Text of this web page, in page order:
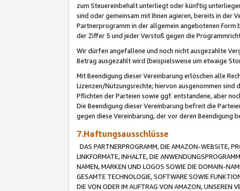
zum Steuereinbehalt unterliegt oder künftig
sind oder gemeinsam mit Ihnen agieren, bereits in der
Partnerprogramm in der allgemein angebotenen Form
der Ziffer 5 und jeder Verstoß gegen die
Wir dürfen angefallene und noch nicht ausgezahlte
Betrag ausgezahlt wird (beispielsweise um etwaige
Mit Beendigung dieser Vereinbarung erlöschen alle
Lizenzen/Nutzungsrechte; hiervon ausgenommen
Pflichten der Parteien sowie ggf. entstandene, aber
Die Beendigung dieser Vereinbarung befreit die
gegen diese Vereinbarung, der vor deren Beendigung
7.Haftungsausschlüsse
DAS PARTNERPROGRAMM, DIE AMAZON-WEBSITE,
LINKFORMATE, INHALTE, DIE
NAMEN, MARKEN UND LOGOS SOWIE DIE DOMAIN-
GESAMTE TECHNOLOGIE, SOFTWARE SOWIE
DIE VON ODER IM AUFTRAG VON AMAZON, UNSEREN